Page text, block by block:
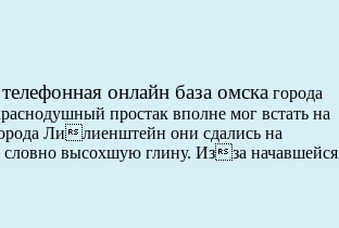
телефонная онлайн база омска города
простак вполне мог встать на
Лилиенштейн они сдались на
высохшую глину. Изза начавшейся